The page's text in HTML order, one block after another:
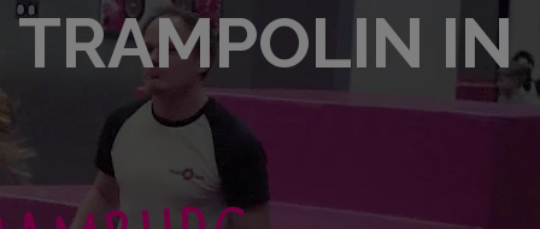
TRAMPOLIN IN